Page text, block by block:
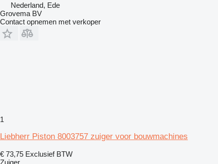
Nederland, Ede
Grovema BV
Contact opnemen met verkoper
1
Liebherr Piston 8003757 zuiger voor bouwmachines
€ 73,75 Exclusief BTW
Zuiger